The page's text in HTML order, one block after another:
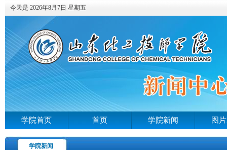
今天是 2026年8月7日 星期五
学院首页 首页 学院新闻 图
学院新闻